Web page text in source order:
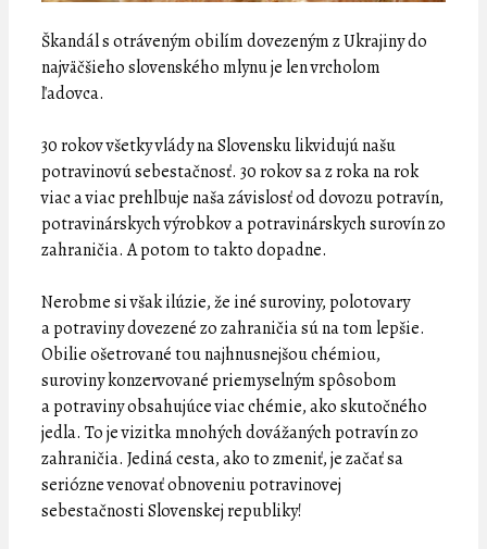
Škandál s otráveným obilím dovezeným z Ukrajiny do
najväčšieho slovenského mlynu je len vrcholom
ľadovca.
30 rokov všetky vlády na Slovensku likvidujú našu
potravinovú sebestačnosť. 30 rokov sa z roka na rok
viac a viac prehlbuje naša závislosť od dovozu potravín,
potravinárskych výrobkov a potravinárskych surovín zo
zahraničia. A potom to takto dopadne.
Nerobme si však ilúzie, že iné suroviny, polotovary
a potraviny dovezené zo zahraničia sú na tom lepšie.
Obilie ošetrované tou najhnusnejšou chémiou,
suroviny konzervované priemyselným spôsobom
a potraviny obsahujúce viac chémie, ako skutočného
jedla. To je vizitka mnohých dovážaných potravín zo
zahraničia. Jediná cesta, ako to zmeniť, je začať sa
seriózne venovať obnoveniu potravinovej
sebestačnosti Slovenskej republiky!